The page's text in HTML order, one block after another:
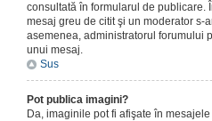
consultată în formularul de publicare.
mesaj greu de citit şi un moderator s-
asemenea, administratorul forumului
unui mesaj.
Sus
Pot publica imagini?
Da, imaginile pot fi afişate în